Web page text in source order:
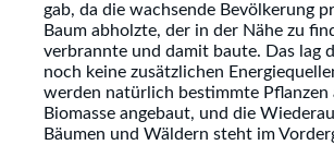
gab, da die wachsende Bevölkerung
Baum abholzte, der in der Nähe zu
verbrannte und damit baute. Das lag
noch keine zusätzlichen
werden natürlich bestimmte Pflanzen
Biomasse angebaut, und die
Bäumen und Wäldern steht im